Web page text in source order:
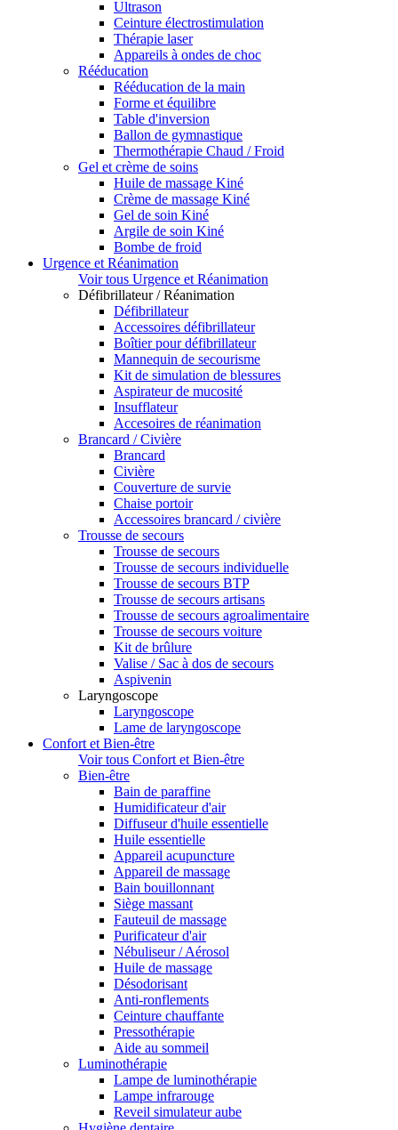
Ultrason
Ceinture électrostimulation
Thérapie laser
Appareils à ondes de choc
Rééducation
Rééducation de la main
Forme et équilibre
Table d'inversion
Ballon de gymnastique
Thermothérapie Chaud / Froid
Gel et crème de soins
Huile de massage Kiné
Crème de massage Kiné
Gel de soin Kiné
Argile de soin Kiné
Bombe de froid
Urgence et Réanimation
Voir tous Urgence et Réanimation
Défibrillateur / Réanimation
Défibrillateur
Accessoires défibrillateur
Boîtier pour défibrillateur
Mannequin de secourisme
Kit de simulation de blessures
Aspirateur de mucosité
Insufflateur
Accesoires de réanimation
Brancard / Civière
Brancard
Civière
Couverture de survie
Chaise portoir
Accessoires brancard / civière
Trousse de secours
Trousse de secours
Trousse de secours individuelle
Trousse de secours BTP
Trousse de secours artisans
Trousse de secours agroalimentaire
Trousse de secours voiture
Kit de brûlure
Valise / Sac à dos de secours
Aspivenin
Laryngoscope
Laryngoscope
Lame de laryngoscope
Confort et Bien-être
Voir tous Confort et Bien-être
Bien-être
Bain de paraffine
Humidificateur d'air
Diffuseur d'huile essentielle
Huile essentielle
Appareil acupuncture
Appareil de massage
Bain bouillonnant
Siège massant
Fauteuil de massage
Purificateur d'air
Nébuliseur / Aérosol
Huile de massage
Désodorisant
Anti-ronflements
Ceinture chauffante
Pressothérapie
Aide au sommeil
Luminothérapie
Lampe de luminothérapie
Lampe infrarouge
Reveil simulateur aube